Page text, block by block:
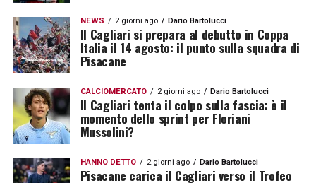
NEWS 2 giorni ago Dario Bartolucci
Il Cagliari si prepara al debutto in Coppa
Italia il 14 agosto: il punto sulla squadra di
Pisacane
CALCIOMERCATO 2 giorni ago Dario Bartolucci
Il Cagliari tenta il colpo sulla fascia: è il
momento dello sprint per Floriani
Mussolini?
HANNO DETTO 2 giorni ago Dario Bartolucci
Pisacane carica il Cagliari verso il Trofeo